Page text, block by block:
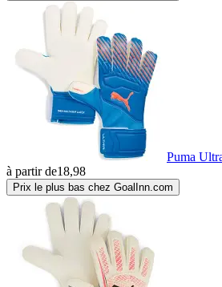
Puma
à partir de18,98
Prix le plus bas chez GoalInn.com